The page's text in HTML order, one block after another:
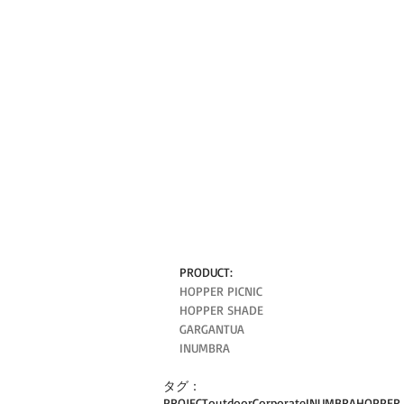
PRODUCT:
HOPPER PICNIC
HOPPER SHADE
GARGANTUA
INUMBRA
タグ：